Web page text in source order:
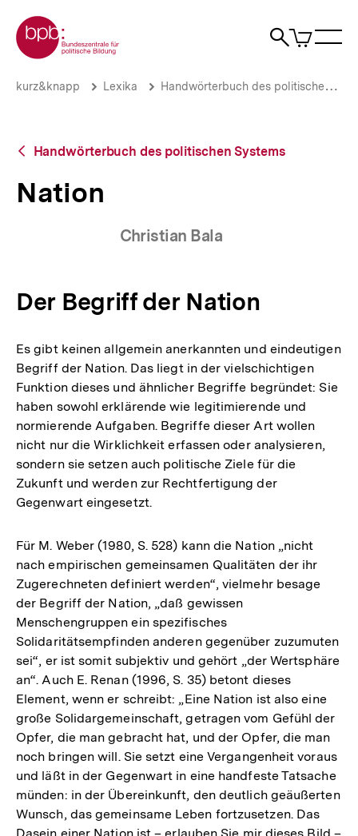
zum
Seiteninhalt
springen
Zur Startseite der bpb
Suche
Artikel
im
Nation
Brotkrümelnavigation
Pfadnavigation
kurz&knapp Lexika Handwörterbuch des politischen Systems
Zurück
Übersicht
Handwörterbuch des politischen Systems
Nation
Christian Bala
Der Begriff der Nation
Es gibt keinen allgemein anerkannten und eindeutigen
Begriff der Nation. Das liegt in der vielschichtigen
Funktion dieses und ähnlicher Begriffe begründet: Sie
haben sowohl erklärende wie legitimierende und
normierende Aufgaben. Begriffe dieser Art wollen
nicht nur die Wirklichkeit erfassen oder analysieren,
sondern sie setzen auch politische Ziele für die
Zukunft und werden zur Rechtfertigung der
Gegenwart eingesetzt.
Für M. Weber (1980, S. 528) kann die Nation „nicht
nach empirischen gemeinsamen Qualitäten der ihr
Zugerechneten definiert werden“, vielmehr besage
der Begriff der Nation, „daß gewissen
Menschengruppen ein spezifisches
Solidaritätsempfinden anderen gegenüber zuzumuten
sei“, er ist somit subjektiv und gehört „der Wertsphäre
an“. Auch E. Renan (1996, S. 35) betont dieses
Element, wenn er schreibt: „Eine Nation ist also eine
große Solidargemeinschaft, getragen vom Gefühl der
Opfer, die man gebracht hat, und der Opfer, die man
noch bringen will. Sie setzt eine Vergangenheit voraus
und läßt in der Gegenwart in eine handfeste Tatsache
münden: in der Übereinkunft, den deutlich geäußerten
Wunsch, das gemeinsame Leben fortzusetzen. Das